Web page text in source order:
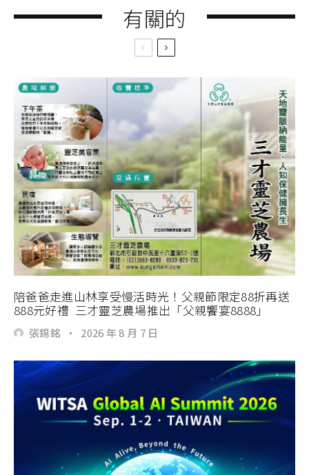
有關的
陪爸爸走進山林享受慢活時光！父親節限定88折再送
888元好禮 三才靈芝農場推出「父親饗宴8888」
張錫銘 · 2026 年 8 月 7 日